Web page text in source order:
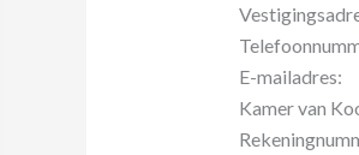
E-
Kamer van